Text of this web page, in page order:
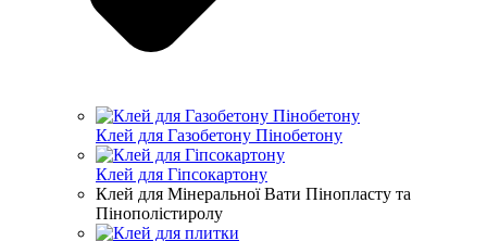
Клей для Газобетону Пінобетону
Клей для Гіпсокартону
Клей для Мінеральної Вати Пінопласту та
Пінополістиролу